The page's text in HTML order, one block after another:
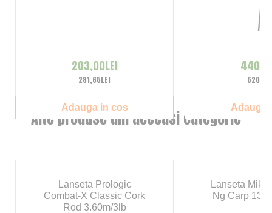
Alte produse din aceeasi categorie
Lanseta Prologic
Combat-X Classic Cork
Rod 3.60m/3lb
Lanseta
Ng Carp 13
281,65LEI
203,00LEI
Adauga in cos Adauga